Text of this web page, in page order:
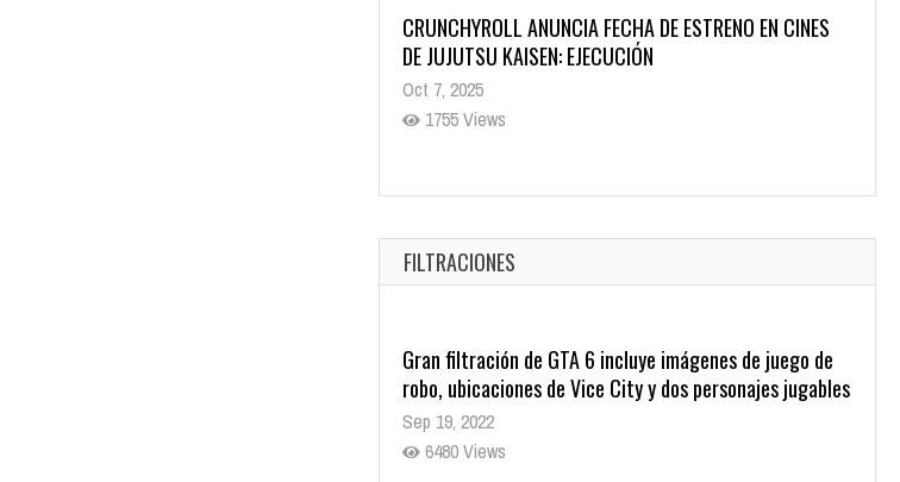
5 Películas de Terror Basadas en la Vida Real que te
Helarán la Sangre
Oct 22, 2025
1335 Views
Revive el terror: El conjuro 4: Últimos ritos ya está
Oct 20, 2025
1377 Views
FILTRACIONES
Gran filtración de GTA 6 incluye imágenes de juego de
robo, ubicaciones de Vice City y dos personajes jugables
Sep 19, 2022
6480 Views